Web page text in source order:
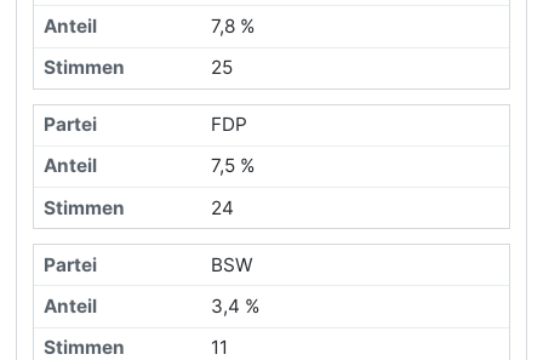
7,8 %
25
FDP
7,5 %
24
BSW
3,4 %
11